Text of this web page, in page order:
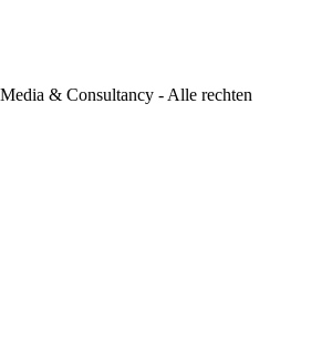
& Consultancy - Alle rechten